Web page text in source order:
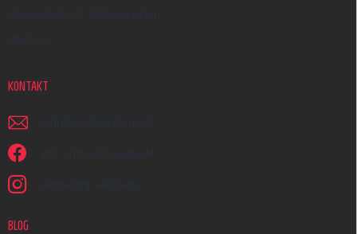
Versandarten & Zahlungsarten
Über uns
KONTAKT
schreiben @ earplugs.at
Wir sind auf Facebook!
earmazing_earplugs
BLOG